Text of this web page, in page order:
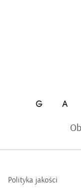
Polityka jakości